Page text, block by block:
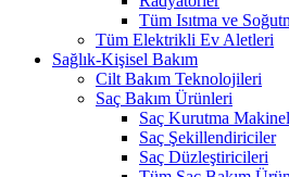
Tüm Isıtma ve
Tüm Elektrikli Ev Aletleri
Sağlık-Kişisel Bakım
Cilt Bakım Teknolojileri
Saç Bakım Ürünleri
Saç Kurutma
Saç Şekillendiriciler
Saç Düzleştiricileri